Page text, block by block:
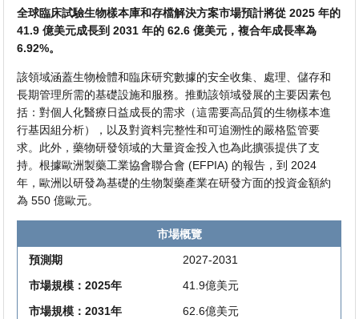
全球臨床試驗生物樣本庫和存檔解決方案市場預計將從 2025 年的
41.9 億美元成長到 2031 年的 62.6 億美元，複合年成長率為
6.92%。
該領域涵蓋生物檢體和臨床研究數據的安全收集、處理、儲存和
長期管理所需的基礎設施和服務。推動該領域發展的主要因素包
括：對個人化醫療日益成長的需求（這需要高品質的生物樣本進
行基因組分析），以及對資料完整性和可追溯性的嚴格監管要
求。此外，藥物研發領域的大量資金投入也為此擴張提供了支
持。根據歐洲製藥工業協會聯合會 (EFPIA) 的報告，到 2024
年，歐洲以研發為基礎的生物製藥產業在研發方面的投資金額約
為 550 億歐元。
市場概覽
預測期
2027-2031
市場規模：2025年
41.9億美元
市場規模：2031年
62.6億美元